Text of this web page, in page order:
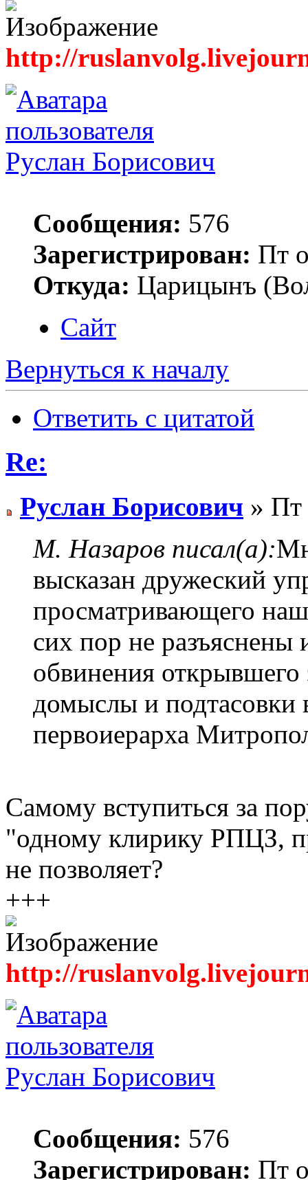
http://
Руслан Борисович
Сообщения: 576
Зарегистрирован: Пт
Откуда: Царицынъ
Сайт
Вернуться к началу
Ответить с цитатой
Re:
Руслан Борисович » Пт
М. Назаров писал(а):
высказан дружеский
просматривающего
сих пор не разъяснены
обвинения открывшего
домыслы и подтасовки
первоиерарха
Самому вступиться за
"одному клирику РПЦЗ,
не позволяет?
+++
http://
Руслан Борисович
Сообщения: 576
Зарегистрирован: Пт